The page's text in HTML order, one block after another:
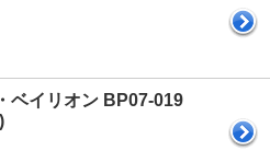
ベイリオン BP07-019